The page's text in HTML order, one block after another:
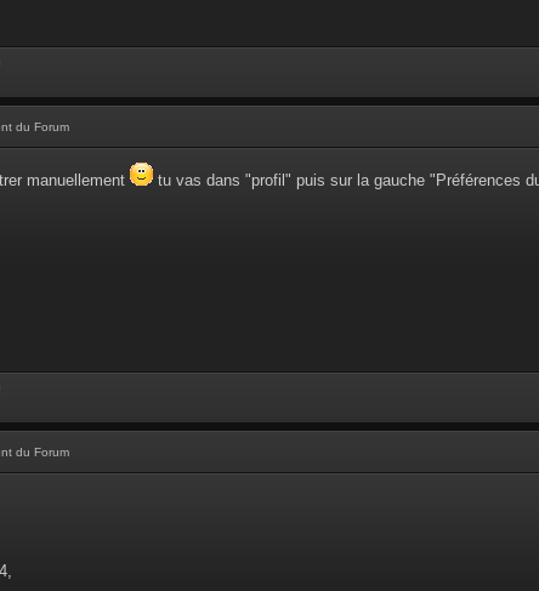
du Forum
manuellement
tu vas dans "profil" puis sur la gauche "Préférences
du Forum